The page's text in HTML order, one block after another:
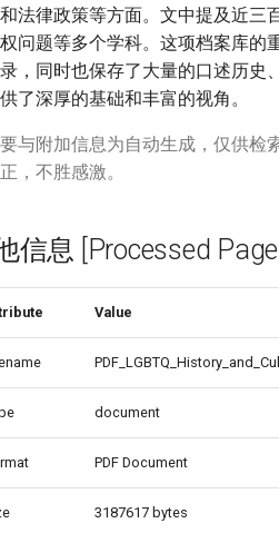
法律政策等方面。文中提及近三
问题等多个学科。这项档案库的
，同时也保存了大量的口述历史
了深厚的基础和丰富的视角。
与附加信息为自动生成，仅供检
，不胜感激。
信息 [Processed
Value
document
PDF Document
3187617 bytes